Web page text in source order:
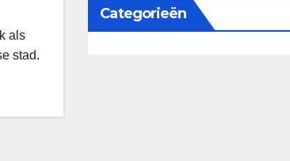
als
stad.
Categorieën